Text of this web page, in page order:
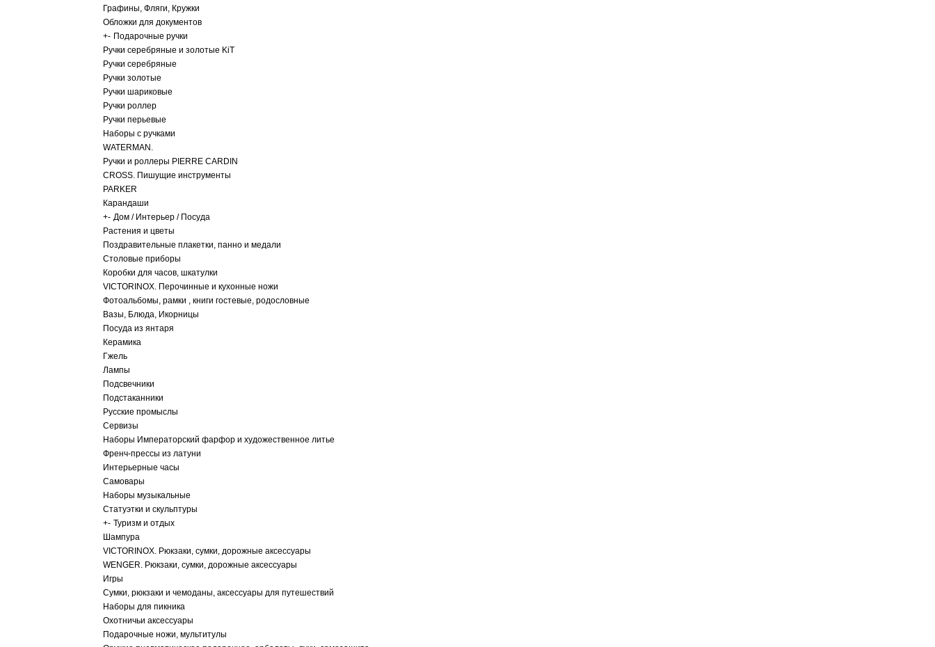
Графины, Фляги, Кружки
Обложки для документов
+- Подарочные ручки
Ручки серебряные и золотые KiT
Ручки серебряные
Ручки золотые
Ручки шариковые
Ручки роллер
Ручки перьевые
Наборы с ручками
WATERMAN.
Ручки и роллеры PIERRE CARDIN
CROSS. Пишущие инструменты
PARKER
Карандаши
+- Дом / Интерьер / Посуда
Растения и цветы
Поздравительные плакетки, панно и медали
Столовые приборы
Коробки для часов, шкатулки
VICTORINOX. Перочинные и кухонные ножи
Фотоальбомы, рамки , книги гостевые, родословные
Вазы, Блюда, Икорницы
Посуда из янтаря
Керамика
Гжель
Лампы
Подсвечники
Подстаканники
Русские промыслы
Сервизы
Наборы Императорский фарфор и художественное литье
Френч-прессы из латуни
Интерьерные часы
Самовары
Наборы музыкальные
Статуэтки и скульптуры
+- Туризм и отдых
Шампура
VICTORINOX. Рюкзаки, сумки, дорожные аксессуары
WENGER. Рюкзаки, сумки, дорожные аксессуары
Игры
Сумки, рюкзаки и чемоданы, аксессуары для путешествий
Наборы для пикника
Охотничьи аксессуары
Подарочные ножи, мультитулы